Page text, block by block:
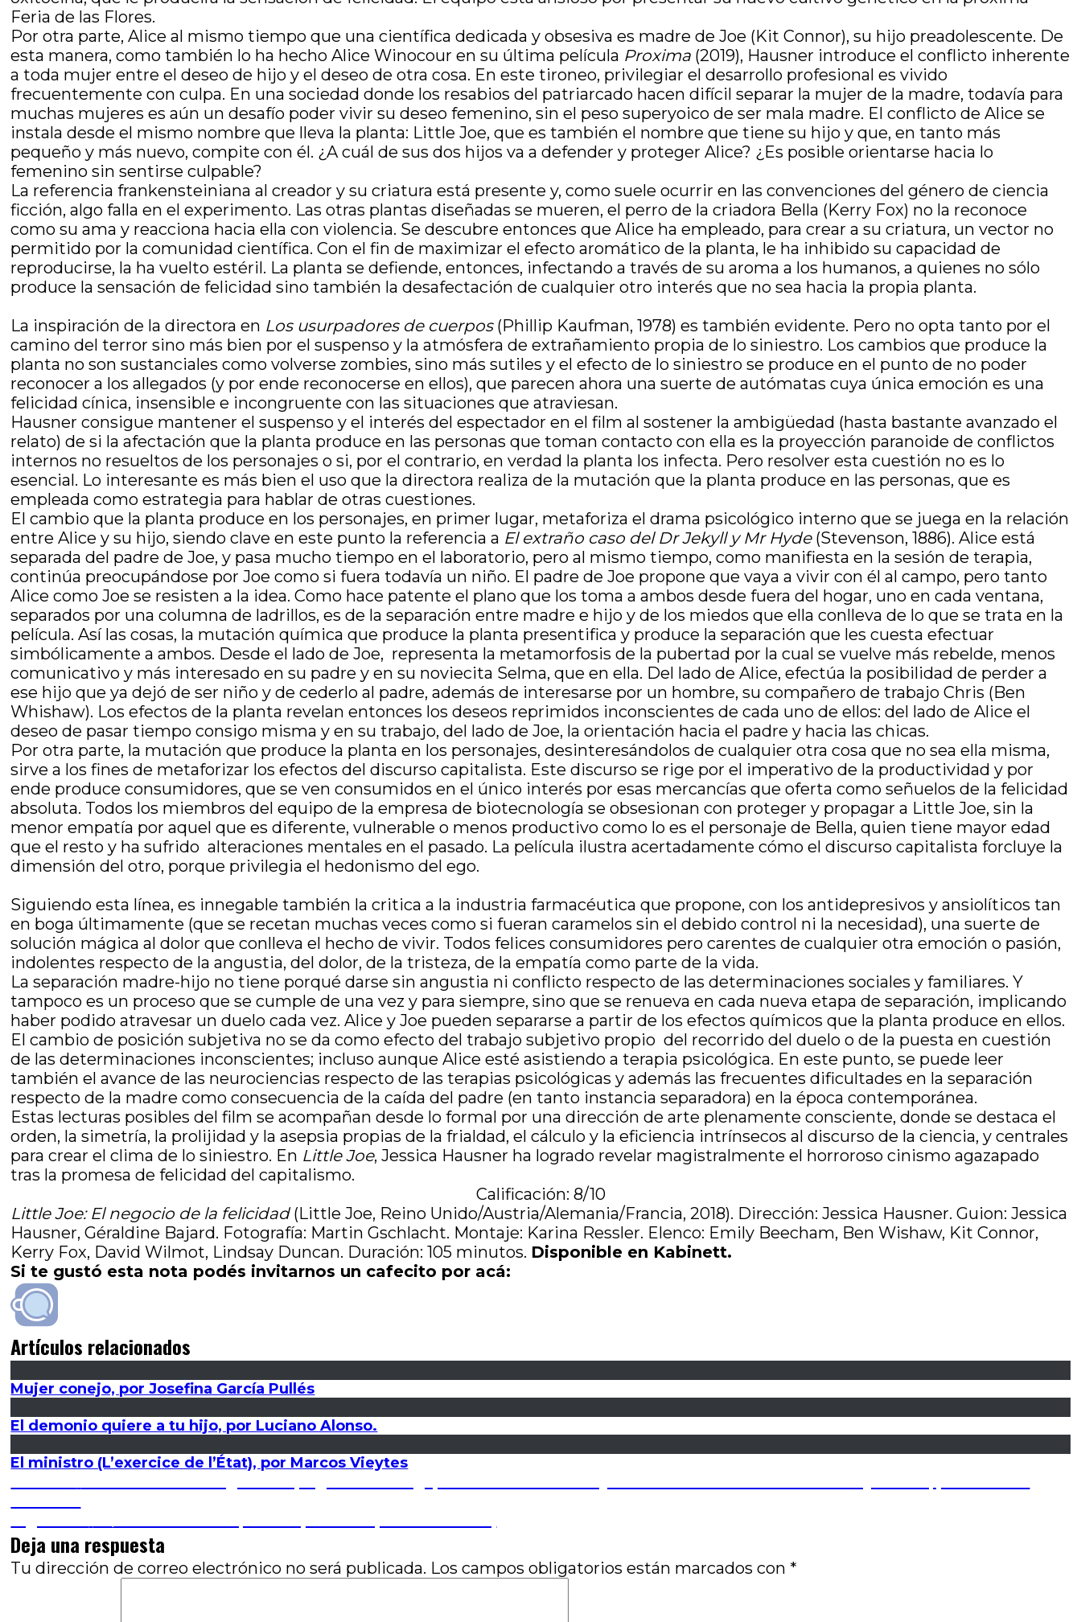
Feria de las Flores.
Por otra parte, Alice al mismo tiempo que una científica dedicada y obsesiva es madre de Joe (Kit Connor), su hijo preadolescente. De
esta manera, como también lo ha hecho Alice Winocour en su última película Proxima (2019), Hausner introduce el conflicto inherente
a toda mujer entre el deseo de hijo y el deseo de otra cosa. En este tironeo, privilegiar el desarrollo profesional es vivido
frecuentemente con culpa. En una sociedad donde los resabios del patriarcado hacen difícil separar la mujer de la madre, todavía para
muchas mujeres es aún un desafío poder vivir su deseo femenino, sin el peso superyoico de ser mala madre. El conflicto de Alice se
instala desde el mismo nombre que lleva la planta: Little Joe, que es también el nombre que tiene su hijo y que, en tanto más
pequeño y más nuevo, compite con él. ¿A cuál de sus dos hijos va a defender y proteger Alice? ¿Es posible orientarse hacia lo
femenino sin sentirse culpable?
La referencia frankensteiniana al creador y su criatura está presente y, como suele ocurrir en las convenciones del género de ciencia
ficción, algo falla en el experimento. Las otras plantas diseñadas se mueren, el perro de la criadora Bella (Kerry Fox) no la reconoce
como su ama y reacciona hacia ella con violencia. Se descubre entonces que Alice ha empleado, para crear a su criatura, un vector no
permitido por la comunidad científica. Con el fin de maximizar el efecto aromático de la planta, le ha inhibido su capacidad de
reproducirse, la ha vuelto estéril. La planta se defiende, entonces, infectando a través de su aroma a los humanos, a quienes no sólo
produce la sensación de felicidad sino también la desafectación de cualquier otro interés que no sea hacia la propia planta.
La inspiración de la directora en Los usurpadores de cuerpos(Phillip Kaufman, 1978) es también evidente. Pero no opta tanto por el
camino del terror sino más bien por el suspenso y la atmósfera de extrañamiento propia de lo siniestro. Los cambios que produce la
planta no son sustanciales como volverse zombies, sino más sutiles y el efecto de lo siniestro se produce en el punto de no poder
reconocer a los allegados (y por ende reconocerse en ellos), que parecen ahora una suerte de autómatas cuya única emoción es una
felicidad cínica, insensible e incongruente con las situaciones que atraviesan.
Hausner consigue mantener el suspenso y el interés del espectador en el film al sostener la ambigüedad (hasta bastante avanzado el
relato) de si la afectación que la planta produce en las personas que toman contacto con ella es la proyección paranoide de conflictos
internos no resueltos de los personajes o si, por el contrario, en verdad la planta los infecta. Pero resolver esta cuestión no es lo
esencial. Lo interesante es más bien el uso que la directora realiza de la mutación que la planta produce en las personas, que es
empleada como estrategia para hablar de otras cuestiones.
El cambio que la planta produce en los personajes, en primer lugar, metaforiza el drama psicológico interno que se juega en la relación
entre Alice y su hijo, siendo clave en este punto la referencia a El extraño caso del Dr Jekyll y Mr Hyde(Stevenson, 1886). Alice está
separada del padre de Joe, y pasa mucho tiempo en el laboratorio, pero al mismo tiempo, como manifiesta en la sesión de terapia,
continúa preocupándose por Joe como si fuera todavía un niño. El padre de Joe propone que vaya a vivir con él al campo, pero tanto
Alice como Joe se resisten a la idea. Como hace patente el plano que los toma a ambos desde fuera del hogar, uno en cada ventana,
separados por una columna de ladrillos, es de la separación entre madre e hijo y de los miedos que ella conlleva de lo que se trata en la
película. Así las cosas, la mutación química que produce la planta presentifica y produce la separación que les cuesta efectuar
simbólicamente a ambos. Desde el lado de Joe, representa la metamorfosis de la pubertad por la cual se vuelve más rebelde, menos
comunicativo y más interesado en su padre y en su noviecita Selma, que en ella. Del lado de Alice, efectúa la posibilidad de perder a
ese hijo que ya dejó de ser niño y de cederlo al padre, además de interesarse por un hombre, su compañero de trabajo Chris (Ben
Whishaw). Los efectos de la planta revelan entonces los deseos reprimidos inconscientes de cada uno de ellos: del lado de Alice el
deseo de pasar tiempo consigo misma y en su trabajo, del lado de Joe, la orientación hacia el padre y hacia las chicas.
Por otra parte, la mutación que produce la planta en los personajes, desinteresándolos de cualquier otra cosa que no sea ella misma,
sirve a los fines de metaforizar los efectos del discurso capitalista. Este discurso se rige por el imperativo de la productividad y por
ende produce consumidores, que se ven consumidos en el único interés por esas mercancías que oferta como señuelos de la felicidad
absoluta. Todos los miembros del equipo de la empresa de biotecnología se obsesionan con proteger y propagar a Little Joe, sin la
menor empatía por aquel que es diferente, vulnerable o menos productivo como lo es el personaje de Bella, quien tiene mayor edad
que el resto y ha sufrido alteraciones mentales en el pasado. La película ilustra acertadamente cómo el discurso capitalista forcluye la
dimensión del otro, porque privilegia el hedonismo del ego.
Siguiendo esta línea, es innegable también la critica a la industria farmacéutica que propone, con los antidepresivos y ansiolíticos tan
en boga últimamente (que se recetan muchas veces como si fueran caramelos sin el debido control ni la necesidad), una suerte de
solución mágica al dolor que conlleva el hecho de vivir. Todos felices consumidores pero carentes de cualquier otra emoción o pasión,
indolentes respecto de la angustia, del dolor, de la tristeza, de la empatía como parte de la vida.
La separación madre-hijo no tiene porqué darse sin angustia ni conflicto respecto de las determinaciones sociales y familiares. Y
tampoco es un proceso que se cumple de una vez y para siempre, sino que se renueva en cada nueva etapa de separación, implicando
haber podido atravesar un duelo cada vez. Alice y Joe pueden separarse a partir de los efectos químicos que la planta produce en ellos.
El cambio de posición subjetiva no se da como efecto del trabajo subjetivo propio del recorrido del duelo o de la puesta en cuestión
de las determinaciones inconscientes; incluso aunque Alice esté asistiendo a terapia psicológica. En este punto, se puede leer
también el avance de las neurociencias respecto de las terapias psicológicas y además las frecuentes dificultades en la separación
respecto de la madre como consecuencia de la caída del padre (en tanto instancia separadora) en la época contemporánea.
Estas lecturas posibles del film se acompañan desde lo formal por una dirección de arte plenamente consciente, donde se destaca el
orden, la simetría, la prolijidad y la asepsia propias de la frialdad, el cálculo y la eficiencia intrínsecos al discurso de la ciencia, y centrales
para crear el clima de lo siniestro. En Little Joe, Jessica Hausner ha logrado revelar magistralmente el horroroso cinismo agazapado
tras la promesa de felicidad del capitalismo.
Calificación: 8/10
Little Joe: El negocio de la felicidad(Little Joe, Reino Unido/Austria/Alemania/Francia, 2018). Dirección: Jessica Hausner. Guion: Jessica
Hausner, Géraldine Bajard. Fotografía: Martin Gschlacht. Montaje: Karina Ressler. Elenco: Emily Beecham, Ben Wishaw, Kit Connor,
Kerry Fox, David Wilmot, Lindsay Duncan. Duración: 105 minutos. Disponible en Kabinett.
Si te gustó esta nota podés invitarnos un cafecito por acá:
Artículos relacionados
Mujer conejo, por Josefina García Pullés
El demonio quiere a tu hijo, por Luciano Alonso.
El ministro (L’exercice de l’État), por Marcos Vieytes
Navegación
de
entradas siguiente:
Deja una respuesta
Tu dirección de correo electrónico no será publicada. Los campos obligatorios están marcados con *